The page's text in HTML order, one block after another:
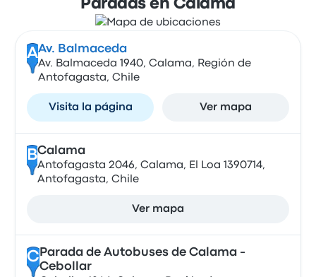
Paradas en Calama
AAv. Balmaceda
Av. Balmaceda 1940, Calama, Región de
Antofagasta, Chile
Visita la página Ver mapa
BCalama
Antofagasta 2046, Calama, El Loa 1390714,
Antofagasta, Chile
Ver mapa
CParada de Autobuses de Calama -
Cebollar